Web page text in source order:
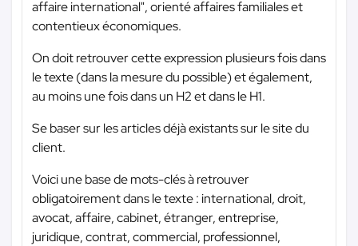
affaire international", orienté affaires familiales et
contentieux économiques.
On doit retrouver cette expression plusieurs fois dans
le texte (dans la mesure du possible) et également,
au moins une fois dans un H2 et dans le H1.
Se baser sur les articles déjà existants sur le site du
client.
Voici une base de mots-clés à retrouver
obligatoirement dans le texte : international, droit,
avocat, affaire, cabinet, étranger, entreprise,
juridique, contrat, commercial, professionnel,